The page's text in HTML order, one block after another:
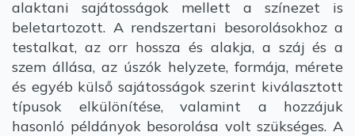
alaktani sajátosságok mellett a színezet is
beletartozott. A rendszertani besorolásokhoz a
testalkat, az orr hossza és alakja, a száj és a
szem állása, az úszók helyzete, formája, mérete
és egyéb külső sajátosságok szerint kiválasztott
típusok elkülönítése, valamint a hozzájuk
hasonló példányok besorolása volt szükséges. A